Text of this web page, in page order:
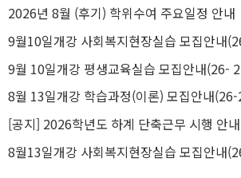
2026년 8월 (후기) 학위수여 주요일정 안내
[공지] 2026학년도 하계 단축근무 시행 안내